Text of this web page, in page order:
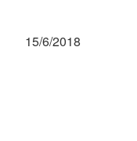
15/6/2018